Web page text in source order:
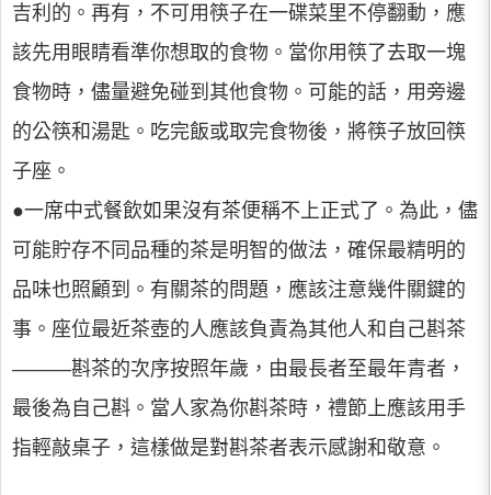
吉利的。再有，不可用筷子在一碟菜里不停翻動，應
該先用眼睛看準你想取的食物。當你用筷了去取一塊
食物時，儘量避免碰到其他食物。可能的話，用旁邊
的公筷和湯匙。吃完飯或取完食物後，將筷子放回筷
子座。
●一席中式餐飲如果沒有茶便稱不上正式了。為此，儘
可能貯存不同品種的茶是明智的做法，確保最精明的
品味也照顧到。有關茶的問題，應該注意幾件關鍵的
事。座位最近茶壺的人應該負責為其他人和自己斟茶
———斟茶的次序按照年歲，由最長者至最年青者，
最後為自己斟。當人家為你斟茶時，禮節上應該用手
指輕敲桌子，這樣做是對斟茶者表示感謝和敬意。